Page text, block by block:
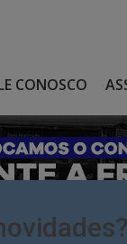
CONOSCO